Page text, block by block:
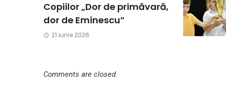
Copiilor „Dor de primăvară,
dor de Eminescu”
21 iunie 2026
Comments are closed.